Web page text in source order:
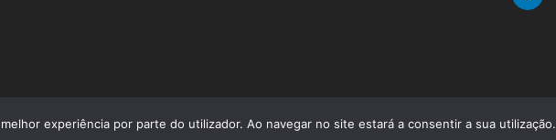
experiência por parte do utilizador. Ao navegar no site estará a consentir a sua utilização.